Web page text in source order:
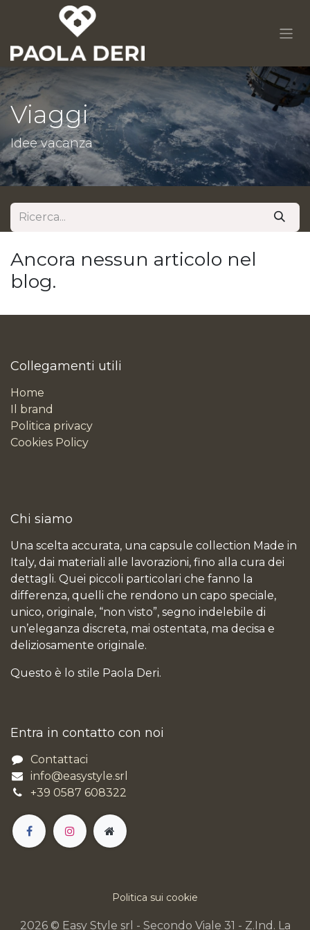
Passa al contenuto
Viaggi
Idee vacanza
Ancora nessun articolo nel
blog.
Collegamenti utili
Home
Il brand
Politica privacy
Cookies Policy
Chi siamo
Una scelta accurata, una capsule collection Made in
Italy, dai materiali alle lavorazioni, fino alla cura dei
dettagli. Quei piccoli particolari che fanno la
differenza, quelli che rendono un capo speciale,
unico, originale, “non visto”, segno indelebile di
un’eleganza discreta, mai ostentata, ma decisa e
deliziosamente originale.
Questo è lo stile Paola Deri.
Entra in contatto con noi
Contattaci
info@easystyle.srl
+39 0587 608322
Politica sui cookie
2026 © Easy Style srl - Secondo Viale 31 - Z.Ind. La